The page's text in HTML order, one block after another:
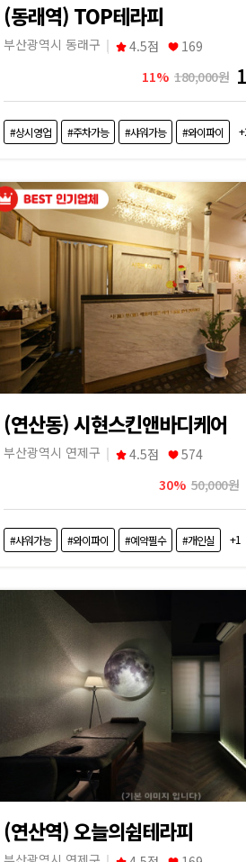
(동래역) TOP테라피
부산광역시 동래구 4.5점
169
11% 180,000원
#상시영업 #주차가능 #샤워가능 #와이파이
(연산동) 시현스킨앤바디케어
부산광역시 연제구 4.5점
574
30% 50,000원
#샤워가능 #와이파이 #예약필수 #개인실 +1
(연산역) 오늘의쉼테라피